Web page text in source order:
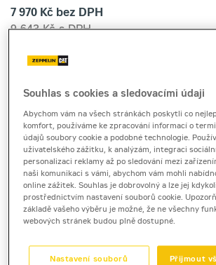
7 970 Kč bez DPH
9 643 Kč s DPH
Kauce
Kolové rýpadlo Cat M315 je k
práce s vysokou mobilitou a přesnou
Kontaktní půjčovna
Souhlas s cookies a sledovacími údaji
Abychom vám na všech stránkách poskytli co
komfort, používáme ke zpracování informací o
údajů soubory cookie a podobné technologie.
uživatelského zážitku, k analýzám, integraci
personalizaci reklamy až po sledování mezi
naši komunikaci s vámi, abychom vám mohli
online zážitek. Souhlas je dobrovolný a lze jej
prostřednictvím nastavení souborů cookie.
základě vašeho výběru je možné, že ne všechny
webových stránek budou plně dostupné.
Přijmout
Nastavení souborů